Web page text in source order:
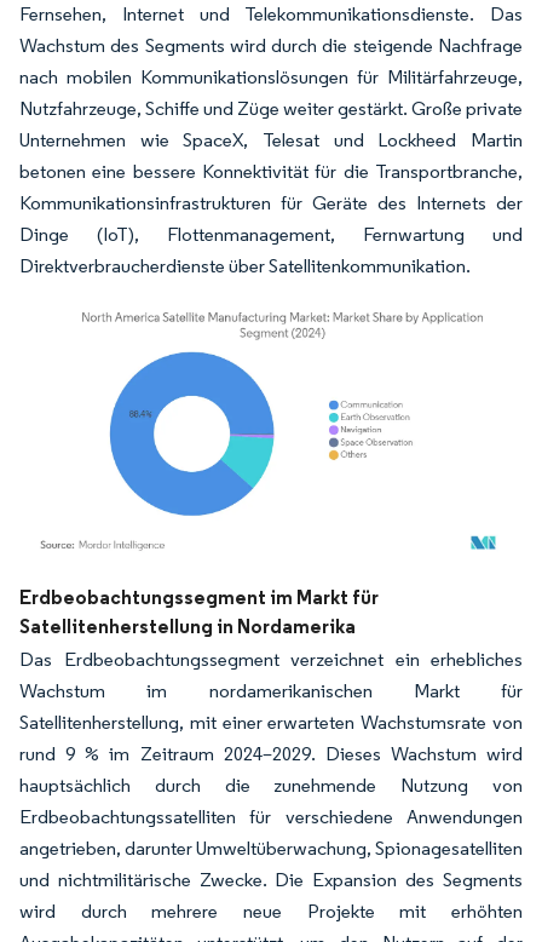
Fernsehen, Internet und Telekommunikationsdienste. Das
Wachstum des Segments wird durch die steigende Nachfrage
nach mobilen Kommunikationslösungen für Militärfahrzeuge,
Nutzfahrzeuge, Schiffe und Züge weiter gestärkt. Große private
Unternehmen wie SpaceX, Telesat und Lockheed Martin
betonen eine bessere Konnektivität für die Transportbranche,
Kommunikationsinfrastrukturen für Geräte des Internets der
Dinge (IoT), Flottenmanagement, Fernwartung und
Direktverbraucherdienste über Satellitenkommunikation.
Bild © Mordor Intelligence. Wiederverwendung erfordert Namensnennung gemäß
Erdbeobachtungssegment im Markt für
Satellitenherstellung in Nordamerika
Das Erdbeobachtungssegment verzeichnet ein erhebliches
Wachstum im nordamerikanischen Markt für
Satellitenherstellung, mit einer erwarteten Wachstumsrate von
rund 9 % im Zeitraum 2024–2029. Dieses Wachstum wird
hauptsächlich durch die zunehmende Nutzung von
Erdbeobachtungssatelliten für verschiedene Anwendungen
angetrieben, darunter Umweltüberwachung, Spionagesatelliten
und nichtmilitärische Zwecke. Die Expansion des Segments
wird durch mehrere neue Projekte mit erhöhten